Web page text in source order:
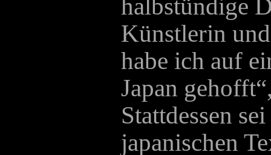
halbstündige
Künstlerin
habe ich auf
Japan
Stattdessen
japanischen